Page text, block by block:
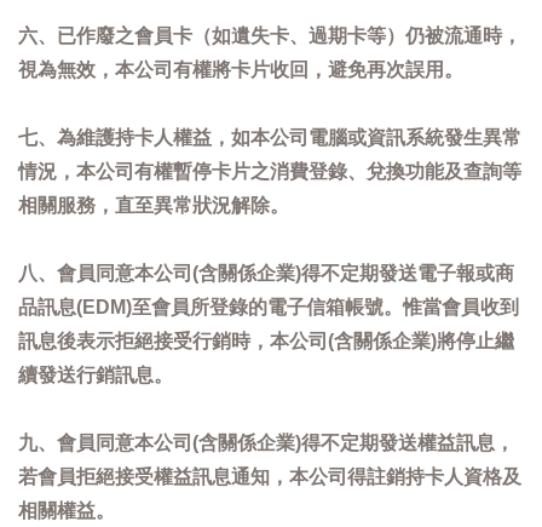
六、已作廢之會員卡（如遺失卡、過期卡等）仍被流通時，
視為無效，本公司有權將卡片收回，避免再次誤用。
七、為維護持卡人權益，如本公司電腦或資訊系統發生異常
情況，本公司有權暫停卡片之消費登錄、兌換功能及查詢等
相關服務，直至異常狀況解除。
八、會員同意本公司(含關係企業)得不定期發送電子報或商
品訊息(EDM)至會員所登錄的電子信箱帳號。惟當會員收到
訊息後表示拒絕接受行銷時，本公司(含關係企業)將停止繼
續發送行銷訊息。
九、會員同意本公司(含關係企業)得不定期發送權益訊息，
若會員拒絕接受權益訊息通知，本公司得註銷持卡人資格及
相關權益。